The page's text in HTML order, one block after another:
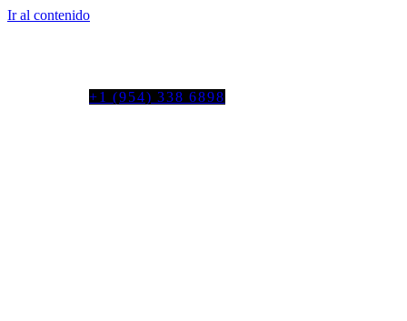
Ir al contenido
+1 (954) 338 6898